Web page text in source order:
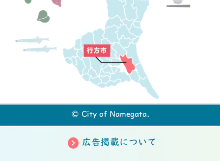
© City of Namegata.
広告掲載について